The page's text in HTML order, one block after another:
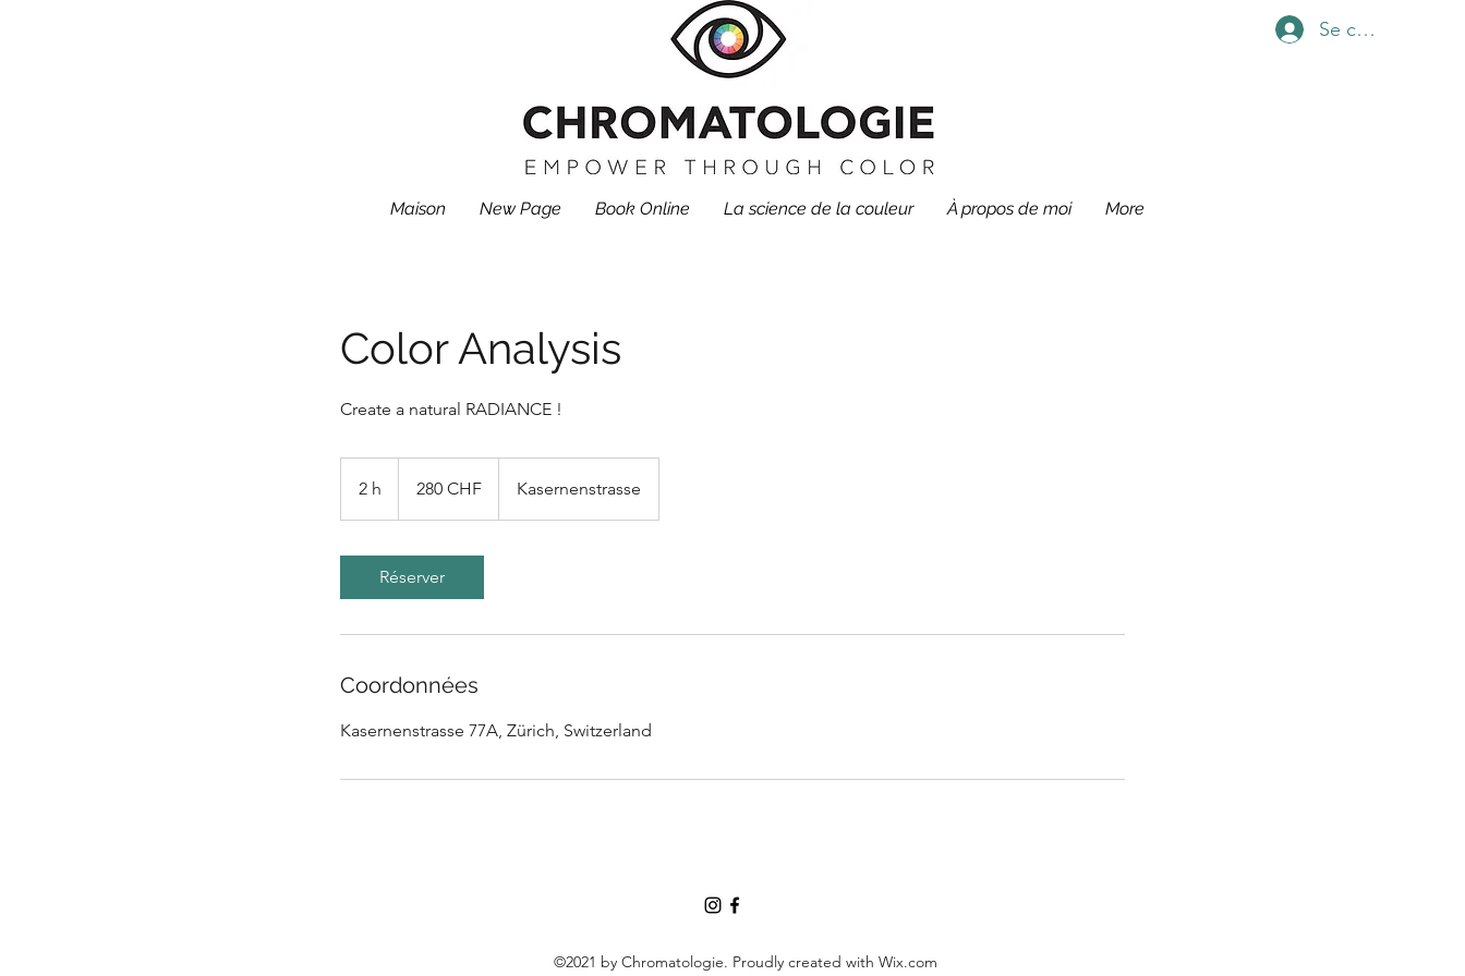
Se connecter
Maison New Page Book Online La science de la couleur À propos de moi More
Color Analysis
Create a natural RADIANCE !
2 h
h
suisses
280 CHF Kasernenstrasse
Réserver
Coordonnées
Kasernenstrasse 77A, Zürich, Switzerland
©2021 by Chromatologie. Proudly created with Wix.com